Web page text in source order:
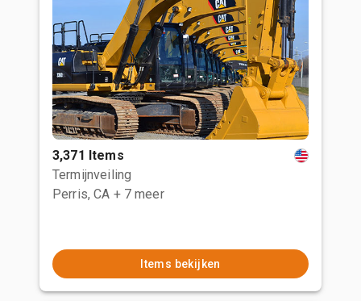
3,371 Items
Termijnveiling
Perris, CA + 7 meer
Items bekijken